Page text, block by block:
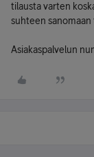
tilausta varten
suhteen
Asiakaspalvelun